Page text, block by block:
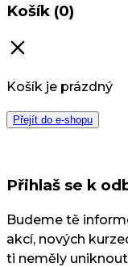
Košík (0)
Košík je prázdný
Přejít do e-shopu
Přihlaš se k
Budeme tě
akcí, nových
ti neměly